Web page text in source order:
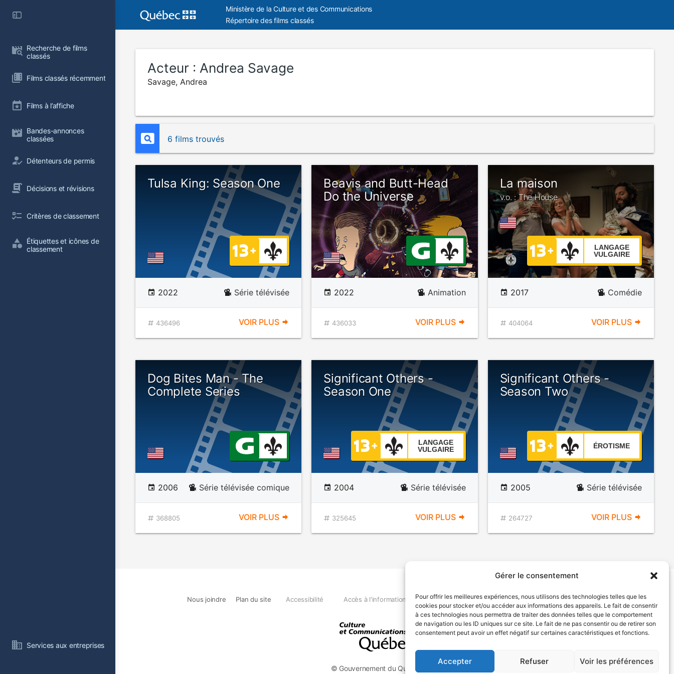
Gérer le consentement
Pour offrir les meilleures expériences, nous utilisons des technologies telles que les
cookies pour stocker et/ou accéder aux informations des appareils. Le fait de consentir
à ces technologies nous permettra de traiter des données telles que le comportement
de navigation ou les ID uniques sur ce site. Le fait de ne pas consentir ou de retirer son
consentement peut avoir un effet négatif sur certaines caractéristiques et fonctions.
Accepter Refuser Voir les préférences
Recherche de films
classés
Films classés récemment
Films à l’affiche
Bandes-annonces
classées
Détenteurs de permis
Décisions et révisions
Critères de classement
Étiquettes et icônes de
classement
Services aux entreprises
Ministère de la Culture et des Communications
Répertoire des films classés
Acteur : Andrea Savage
Savage, Andrea
6 films trouvés
Tulsa King: Season One
2022 Série télévisée
436496 VOIR PLUS
Beavis and Butt-Head
Do the Universe
2022 Animation
436033 VOIR PLUS
La maison
v.o. : The House
LANGAGE
VULGAIRE
2017 Comédie
404064 VOIR PLUS
Dog Bites Man - The
Complete Series
2006 Série télévisée comique
368805 VOIR PLUS
Significant Others -
Season One
LANGAGE
VULGAIRE
2004 Série télévisée
325645 VOIR PLUS
Significant Others -
Season Two
ÉROTISME
2005 Série télévisée
264727 VOIR PLUS
© Gouvernement du Québec, 2026
Nous joindre Plan du site Accessibilité Accès à l'information Déclaration de services Politique de confidentialité